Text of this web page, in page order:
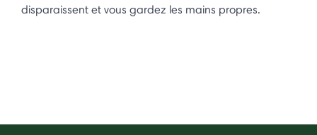
disparaissent et vous gardez les mains propres.